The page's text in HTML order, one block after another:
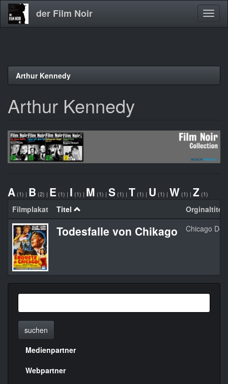
Direkt
der Film Noir
Arthur Kennedy
Arthur Kennedy
A (1) | B (2) | E (1) | I (1) | M (1) | S (1) | T (1) | U (1) | W (1) | Z (1)
Filmplakat Titel Orginaltitel
Todesfalle von Chikago Chicago
suchen
Menülinks
rechte
Medienpartner
Webpartner